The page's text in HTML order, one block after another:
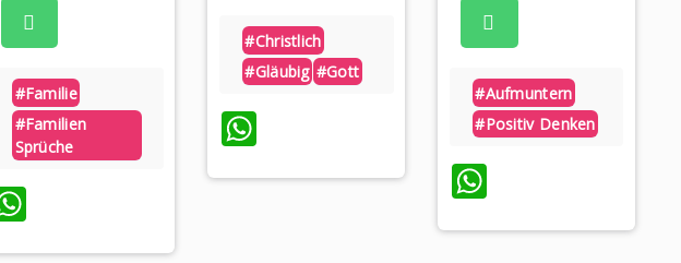
#familie
#familien
Sprüche
WhatsApp
#christlich
#gläubig #gott
WhatsApp
#aufmuntern
#positiv Denken
WhatsApp